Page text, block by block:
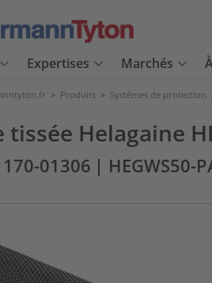
Expertises Marchés
> Produits > Systèmes de protection
tissée Helagaine
01306 | HEGWS50-